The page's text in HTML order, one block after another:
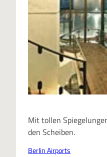
Mit tollen
den Scheiben.
Berlin Airports